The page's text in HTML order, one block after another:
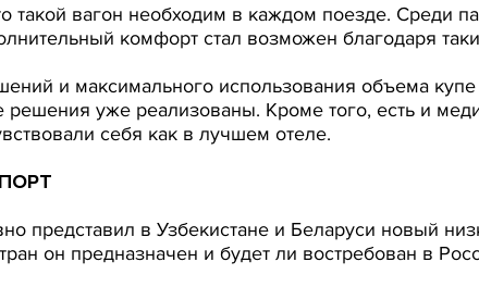
такой вагон необходим в каждом поезде. Среди
комфорт стал возможен благодаря
и максимального использования объема
уже реализованы. Кроме того, есть и
себя как в лучшем отеле.
представил в Узбекистане и Беларуси новый
он предназначен и будет ли востребован в